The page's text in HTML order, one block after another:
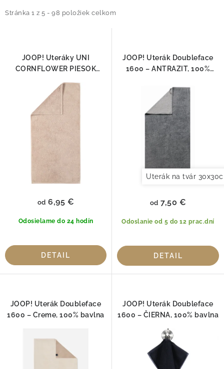
i
Stránka 1 z 5 - 98 položiek celkom
e
JOOP! Uteráky UNI
CORNFLOWER PIESOK
Odosielame do 24 hodín
od 6,95 €
DETAIL
JOOP! Uterák Doubleface
1600 – ANTRAZIT, 100%
Uterák na tvár
Odoslanie od 5 do 12 prac.dní
od 7,50 €
DETAIL
JOOP! Uterák Doubleface
1600 – Creme, 100% bavlna
JOOP! Uterák Doubleface
1600 – ČIERNA, 100% bavlna